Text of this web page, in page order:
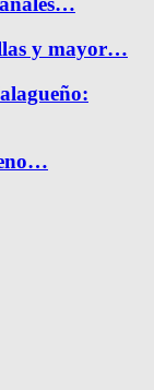
y mayor…